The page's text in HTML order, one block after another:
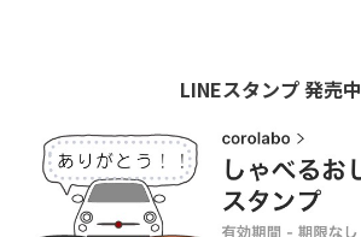
LINEスタンプ 発売中